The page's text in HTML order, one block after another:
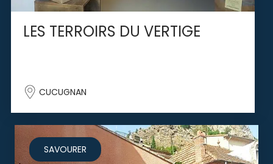
LES TERROIRS DU VERTIGE
CUCUGNAN
SAVOURER